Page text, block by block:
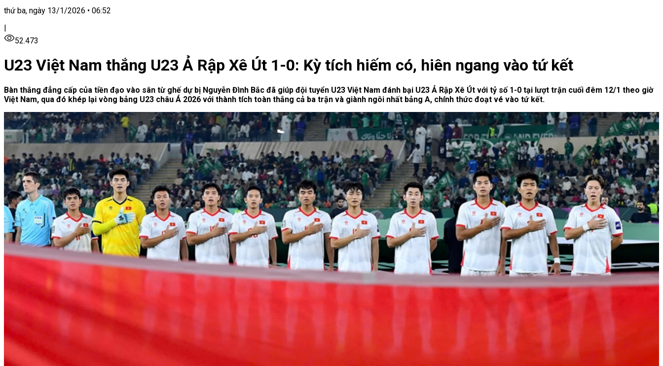
thứ ba, ngày 13/1/2026 • 06:52
|
52.473
U23 Việt Nam thắng U23 Ả Rập Xê Út 1-0: Kỳ tích hiếm có, hiên ngang vào tứ kết
Bàn thắng đẳng cấp của tiền đạo vào sân từ ghế dự bị Nguyễn Đình Bắc đã giúp đội tuyển U23 Việt Nam đánh bại U23 Ả Rập Xê Út với tỷ số 1-0 tại lượt trận cuối đêm 12/1 theo giờ
Việt Nam, qua đó khép lại vòng bảng U23 châu Á 2026 với thành tích toàn thắng cả ba trận và giành ngôi nhất bảng A, chính thức đoạt vé vào tứ kết.